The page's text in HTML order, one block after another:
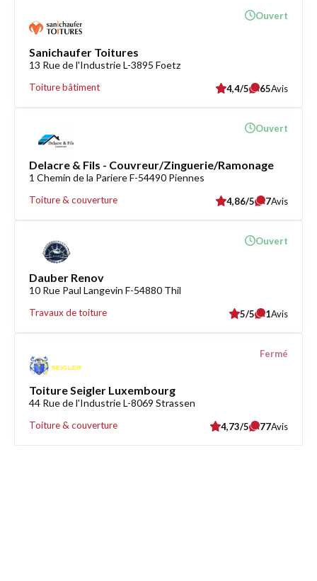
Sanichaufer Toitures
13 Rue de l'Industrie L-3895 Foetz
Toiture bâtiment
Ouvert
4,4/5 65Avis
Delacre & Fils - Couvreur/Zinguerie/Ramonage
1 Chemin de la Pariere F-54490 Piennes
Toiture & couverture
Ouvert
4,86/5 7Avis
Dauber Renov
10 Rue Paul Langevin F-54880 Thil
Travaux de toiture
Ouvert
5/5 1Avis
Toiture Seigler Luxembourg
44 Rue de l'Industrie L-8069 Strassen
Toiture & couverture
Fermé
4,73/5 77Avis